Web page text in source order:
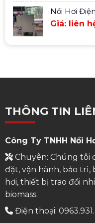
Nồi Hơi Điện
Giá: liên
THÔNG TIN
Công Ty TNHH Nồi
Chuyên: Chúng tôi
đặt, vận hành, bảo trì,
hơi, thiết bị trao đổi
biomass.
Điện thoại: